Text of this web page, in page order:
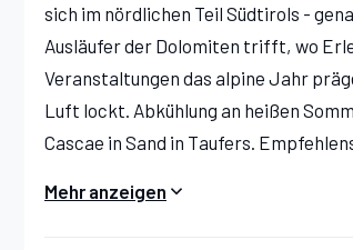
sich im nördlichen Teil Südtirols -
Ausläufer der Dolomiten trifft, wo
Veranstaltungen das alpine Jahr
Luft lockt. Abkühlung an heißen
Cascae in Sand in Taufers.
Mehr anzeigen